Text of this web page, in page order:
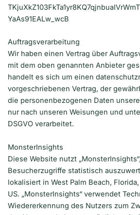
YaAs91EALw_wcB
Auftragsverarbeitung
Wir haben einen Vertrag über
mit dem oben genannten Anbieter
handelt es sich um einen
vorgeschriebenen Vertrag, der
die personenbezogenen Daten
nur nach unseren Weisungen und
DSGVO verarbeitet.
MonsterInsights
Diese Website nutzt
Besucherzugriffe statistisch
lokalisiert in West Palm Beach, Florida,
US. „MonsterInsights“ verwendet
Wiedererkennung des Nutzers zum